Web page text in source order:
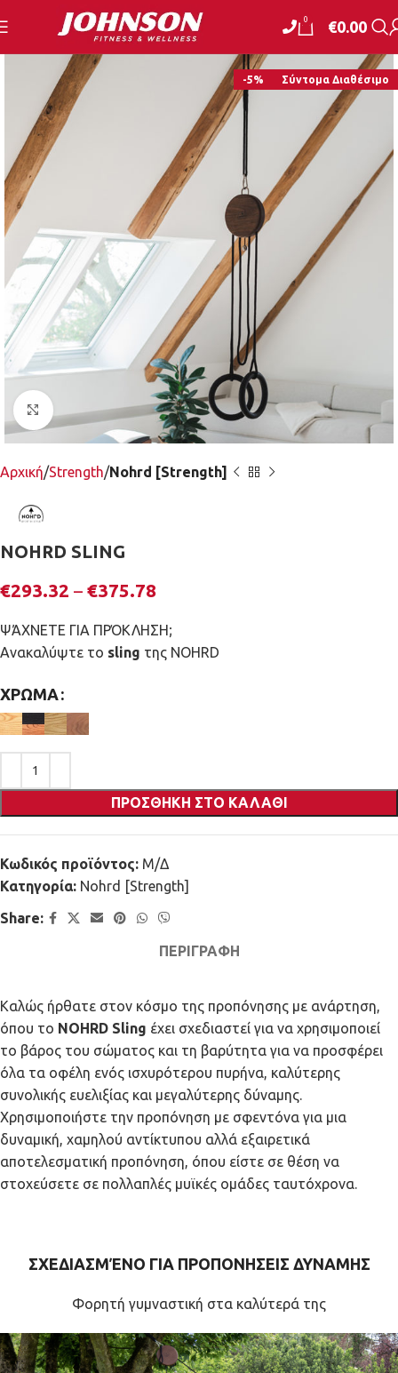
0 €0.00
-5% Σύντομα Διαθέσιμο
Κλικ για μεγέθυνση
Αρχική Strength Nohrd [Strength]
NOHRD SLING
€293.32 – €375.78
ΨΆΧΝΕΤΕ ΓΙΑ ΠΡΌΚΛΗΣΗ;
Ανακαλύψτε το sling της NOHRD
ΧΡΏΜΑ
ΠΡΟΣΘΉΚΗ ΣΤΟ ΚΑΛΆΘΙ
Κωδικός προϊόντος: Μ/Δ
Κατηγορία: Nohrd [Strength]
Share:
ΠΕΡΙΓΡΑΦΉ
Καλώς ήρθατε στον κόσμο της προπόνησης με ανάρτηση,
όπου το NOHRD Sling έχει σχεδιαστεί για να χρησιμοποιεί
το βάρος του σώματος και τη βαρύτητα για να προσφέρει
όλα τα οφέλη ενός ισχυρότερου πυρήνα, καλύτερης
συνολικής ευελιξίας και μεγαλύτερης δύναμης.
Χρησιμοποιήστε την προπόνηση με σφεντόνα για μια
δυναμική, χαμηλού αντίκτυπου αλλά εξαιρετικά
αποτελεσματική προπόνηση, όπου είστε σε θέση να
στοχεύσετε σε πολλαπλές μυϊκές ομάδες ταυτόχρονα.
ΣΧΕΔΙΑΣΜΈΝΟ ΓΙΑ ΠΡΟΠΟΝΗΣΕΙΣ ΔΥΝΑΜΗΣ
Φορητή γυμναστική στα καλύτερά της